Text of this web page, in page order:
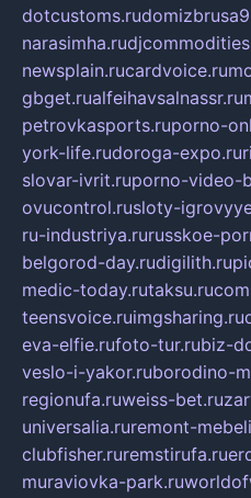
dotcustoms.ru
narasimha.ru
newsplain.rucardvoice.ru
gbget.rualfeihavsalnassr.ru
petrovkasports.ruporno-
york-life.rudoroga-expo.ru
slovar-ivrit.ruporno-video-
ovucontrol.rusloty-
ru-industriya.rurusskoe-
belgorod-day.rudigilith.ru
medic-today.rutaksu.ru
teensvoice.ruimgsharing.ru
eva-elfie.rufoto-tur.rubiz-
veslo-i-yakor.ruborodino-
regionufa.ruweiss-bet.ru
universalia.ruremont-
clubfisher.ruremstirufa.ru
muraviovka-park.ru